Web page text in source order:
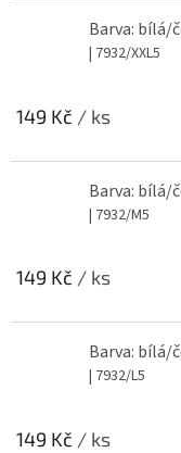
Barva: bílá/
| 7932/XXL5
149 Kč / ks
Barva: bílá/
| 7932/M5
149 Kč / ks
Barva: bílá/
| 7932/L5
149 Kč / ks